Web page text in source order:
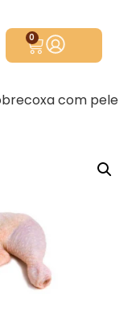
0
com pele